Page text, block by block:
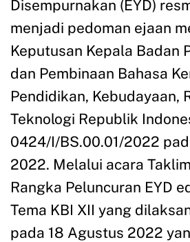
Disempurnakan (EYD)
menjadi pedoman ejaan
Keputusan Kepala Badan
dan Pembinaan Bahasa
Pendidikan, Kebudayaan,
Teknologi Republik
0424/I/BS.00.01/2022
2022. Melalui acara
Rangka Peluncuran EYD
Tema KBI XII yang
pada 18 Agustus 2022